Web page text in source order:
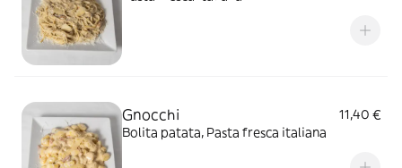
Gnocchi
11,40 €
Bolita patata, Pasta fresca italiana